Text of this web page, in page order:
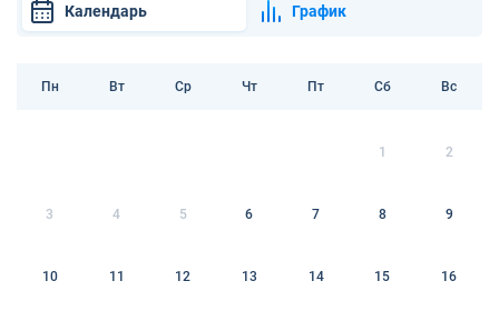
Календарь График
Пн Вт Ср Чт Пт Сб Вс
1 2
3 4 5 6 7 8 9
10 11 12 13 14 15 16